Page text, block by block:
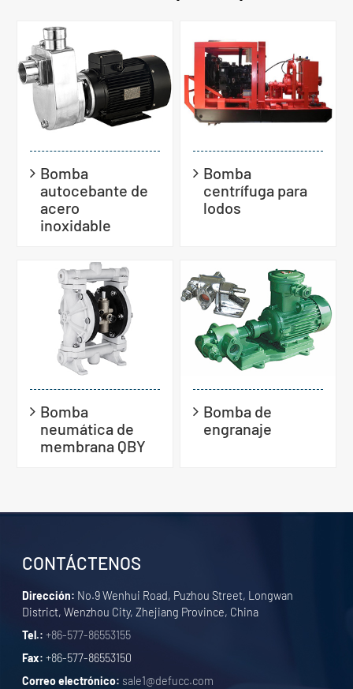
Bomba
autocebante de
acero
inoxidable
Bomba
centrífuga para
lodos
Bomba
neumática de
membrana QBY
Bomba de
engranaje
CONTÁCTENOS
Dirección: No.9 Wenhui Road, Puzhou Street, Longwan
District, Wenzhou City, Zhejiang Province, China
Tel.: +86-577-86553155
Fax: +86-577-86553150
Correo electrónico: sale1@defucc.com